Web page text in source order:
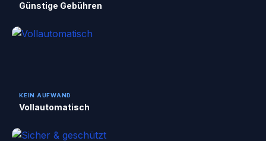
Günstige Gebühren
KEIN AUFWAND
Vollautomatisch